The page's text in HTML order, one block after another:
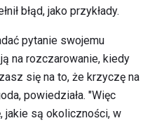
błąd, jako przykłady.
pytanie swojemu
na rozczarowanie, kiedy
się na to, że krzyczę na
powiedziała. "Więc
jakie są okoliczności, w